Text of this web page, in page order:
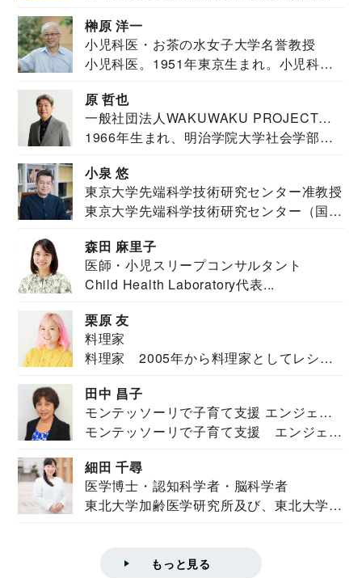
榊原 洋一
小児科医・お茶の水女子大学名誉教授
小児科医。1951年東京生まれ。小児科
原 哲也
一般社団法人WAKUWAKU PROJECT
JAPAN代表・言語聴覚士・社会福祉士
1966年生まれ、明治学院大学社会学部福
小泉 悠
東京大学先端科学技術研究センター准教授
東京大学先端科学技術研究センター（国際
森田 麻里子
医師・小児スリープコンサルタント
Child Health Laboratory代表...
栗原 友
料理家
料理家 2005年から料理家としてレシピ
田中 昌子
モンテッソーリで子育て支援 エンジェル
ズハウス研究所所長
モンテッソーリで子育て支援 エンジェル
細田 千尋
医学博士・認知科学者・脳科学者
東北大学加齢医学研究所及び、東北大学大
もっと見る